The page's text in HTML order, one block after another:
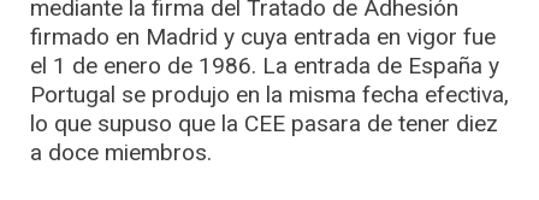
mediante la firma del Tratado de Adhesión
firmado en Madrid y cuya entrada en vigor fue
el 1 de enero de 1986. La entrada de España y
Portugal se produjo en la misma fecha efectiva,
lo que supuso que la CEE pasara de tener diez
a doce miembros.